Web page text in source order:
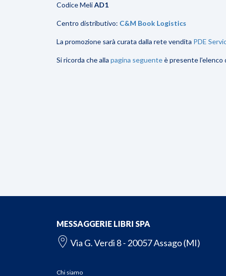
Codice MeliAD1
Centro distributivo: C&M Book Logistics
La promozione sarà curata dalla rete vendita PDE
Si ricorda che alla pagina seguenteè presente l'elenco
MESSAGGERIE LIBRI SPA
Via G. Verdi 8 - 20057 Assago (MI)
Chi siamo